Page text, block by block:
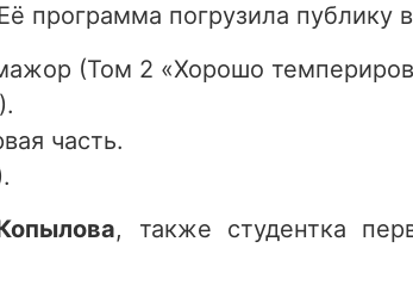
программа погрузила публику
(Том 2 «Хорошо
часть.
, также студентка